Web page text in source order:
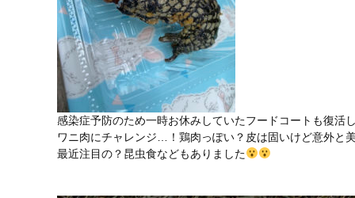
感染症予防のため一時お休みしていたフードコートも復活
ワニ肉にチャレンジ…！鶏肉っぽい？皮は固いけど意外と
最近注目の？昆虫食などもありました